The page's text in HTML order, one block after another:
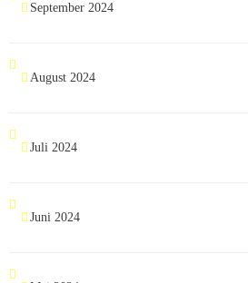
September 2024
August 2024
Juli 2024
Juni 2024